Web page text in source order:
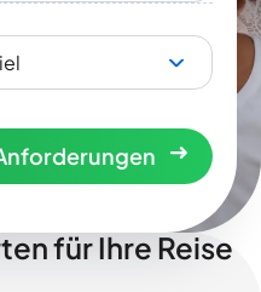
für Ihre Reise